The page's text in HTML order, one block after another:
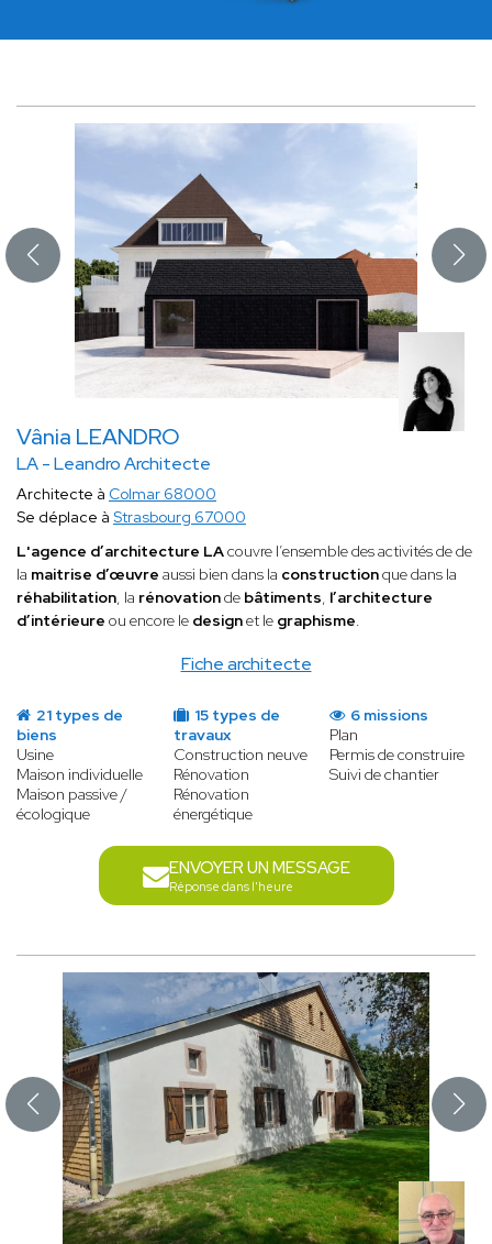
Vânia LEANDRO
LA - Leandro Architecte
Fiche architecte
Architecte à Colmar 68000
Se déplace à Strasbourg 67000
L'agence d’architecture LAcouvre l’ensemble des activités de de
la maitrise d’œuvre aussi bien dans la constructionque dans la
réhabilitation, la rénovationde bâtiments, l’architecture
d’intérieure ou encore le designet le graphisme.
21 types de
biens
Usine
Maison individuelle
Maison passive /
écologique
15 types de
travaux
Construction neuve
Rénovation
Rénovation
énergétique
6 missions
Plan
Permis de construire
Suivi de chantier
ENVOYER UN MESSAGE
Réponse dans l'heure